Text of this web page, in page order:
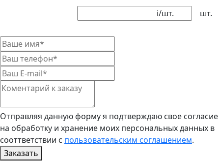
шт.
i/шт.
Отправляя данную форму я подтверждаю свое согласие
на обработку и хранение моих персональных данных в
сооттветствии с пользовательским соглашением.
Заказать